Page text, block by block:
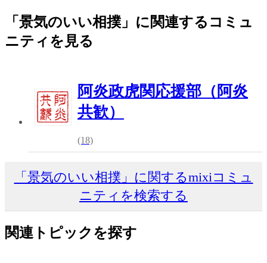
「景気のいい相撲」に関連するコミュ
ニティを見る
阿炎政虎関応援部（阿炎
共歓）
(18)
「景気のいい相撲」に関するmixiコミュ
ニティを検索する
関連トピックを探す